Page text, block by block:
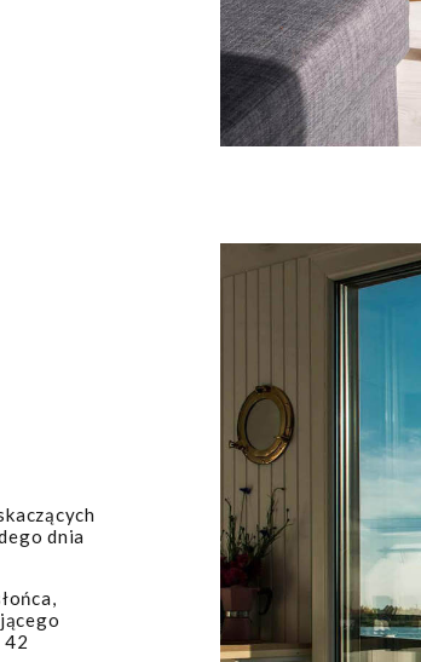
dnia
42